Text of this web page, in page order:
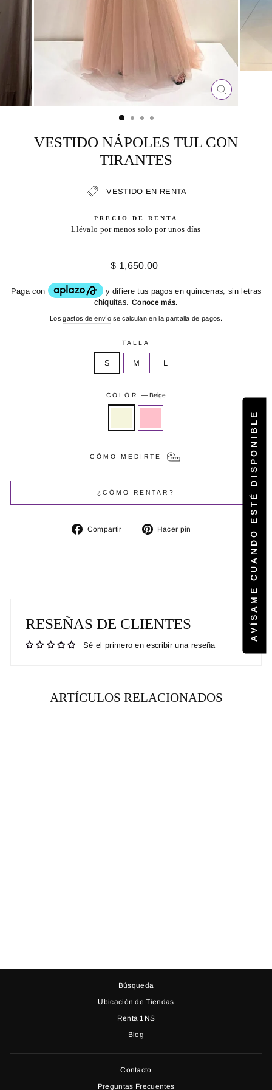
CERRAR
VESTIDO NÁPOLES TUL CON
TIRANTES
VESTIDO EN RENTA
PRECIO DE RENTA
Llévalo por menos solo por unos días
Precio
$ 1,650.00
Losgastos de envío se calculan en la pantalla de pagos.
TALLA
S M L
COLOR —Beige
CÓMO MEDIRTE
¿CÓMO RENTAR?
Compartir
CompartirHacer pin
RESEÑAS DE CLIENTES
Sé el primero en escribir una reseña
ARTÍCULOS RELACIONADOS
Búsqueda
Ubicación de Tiendas
Renta 1NS
Blog
Contacto
Preguntas Frecuentes
AVÍSAME CUANDO ESTÉ DISPONIBLE